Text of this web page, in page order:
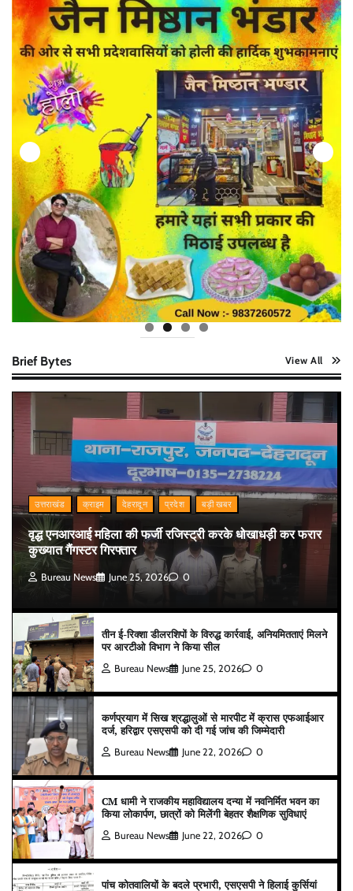
Brief Bytes View All
उत्तराखंड क्राइम देहरादून प्रदेश बड़ी खबर
वृद्ध एनआरआई महिला की फर्जी रजिस्ट्री करके धोखाधड़ी कर फरार
कुख्यात गैंगस्टर गिरफ्तार
Bureau News June 25, 2026 0
तीन ई-रिक्शा डीलरशिपों के विरुद्ध कार्रवाई, अनियमितताएं मिलने
पर आरटीओ विभाग ने किया सील
Bureau News June 25, 2026 0
कर्णप्रयाग में सिख श्रद्धालुओं से मारपीट में क्रास एफआईआर
दर्ज, हरिद्वार एसएसपी को दी गई जांच की जिम्मेदारी
Bureau News June 22, 2026 0
CM धामी ने राजकीय महाविद्यालय दन्या में नवनिर्मित भवन का
किया लोकार्पण, छात्रों को मिलेंगी बेहतर शैक्षणिक सुविधाएं
Bureau News June 22, 2026 0
पांच कोतवालियों के बदले प्रभारी, एसएसपी ने हिलाई कुर्सियां